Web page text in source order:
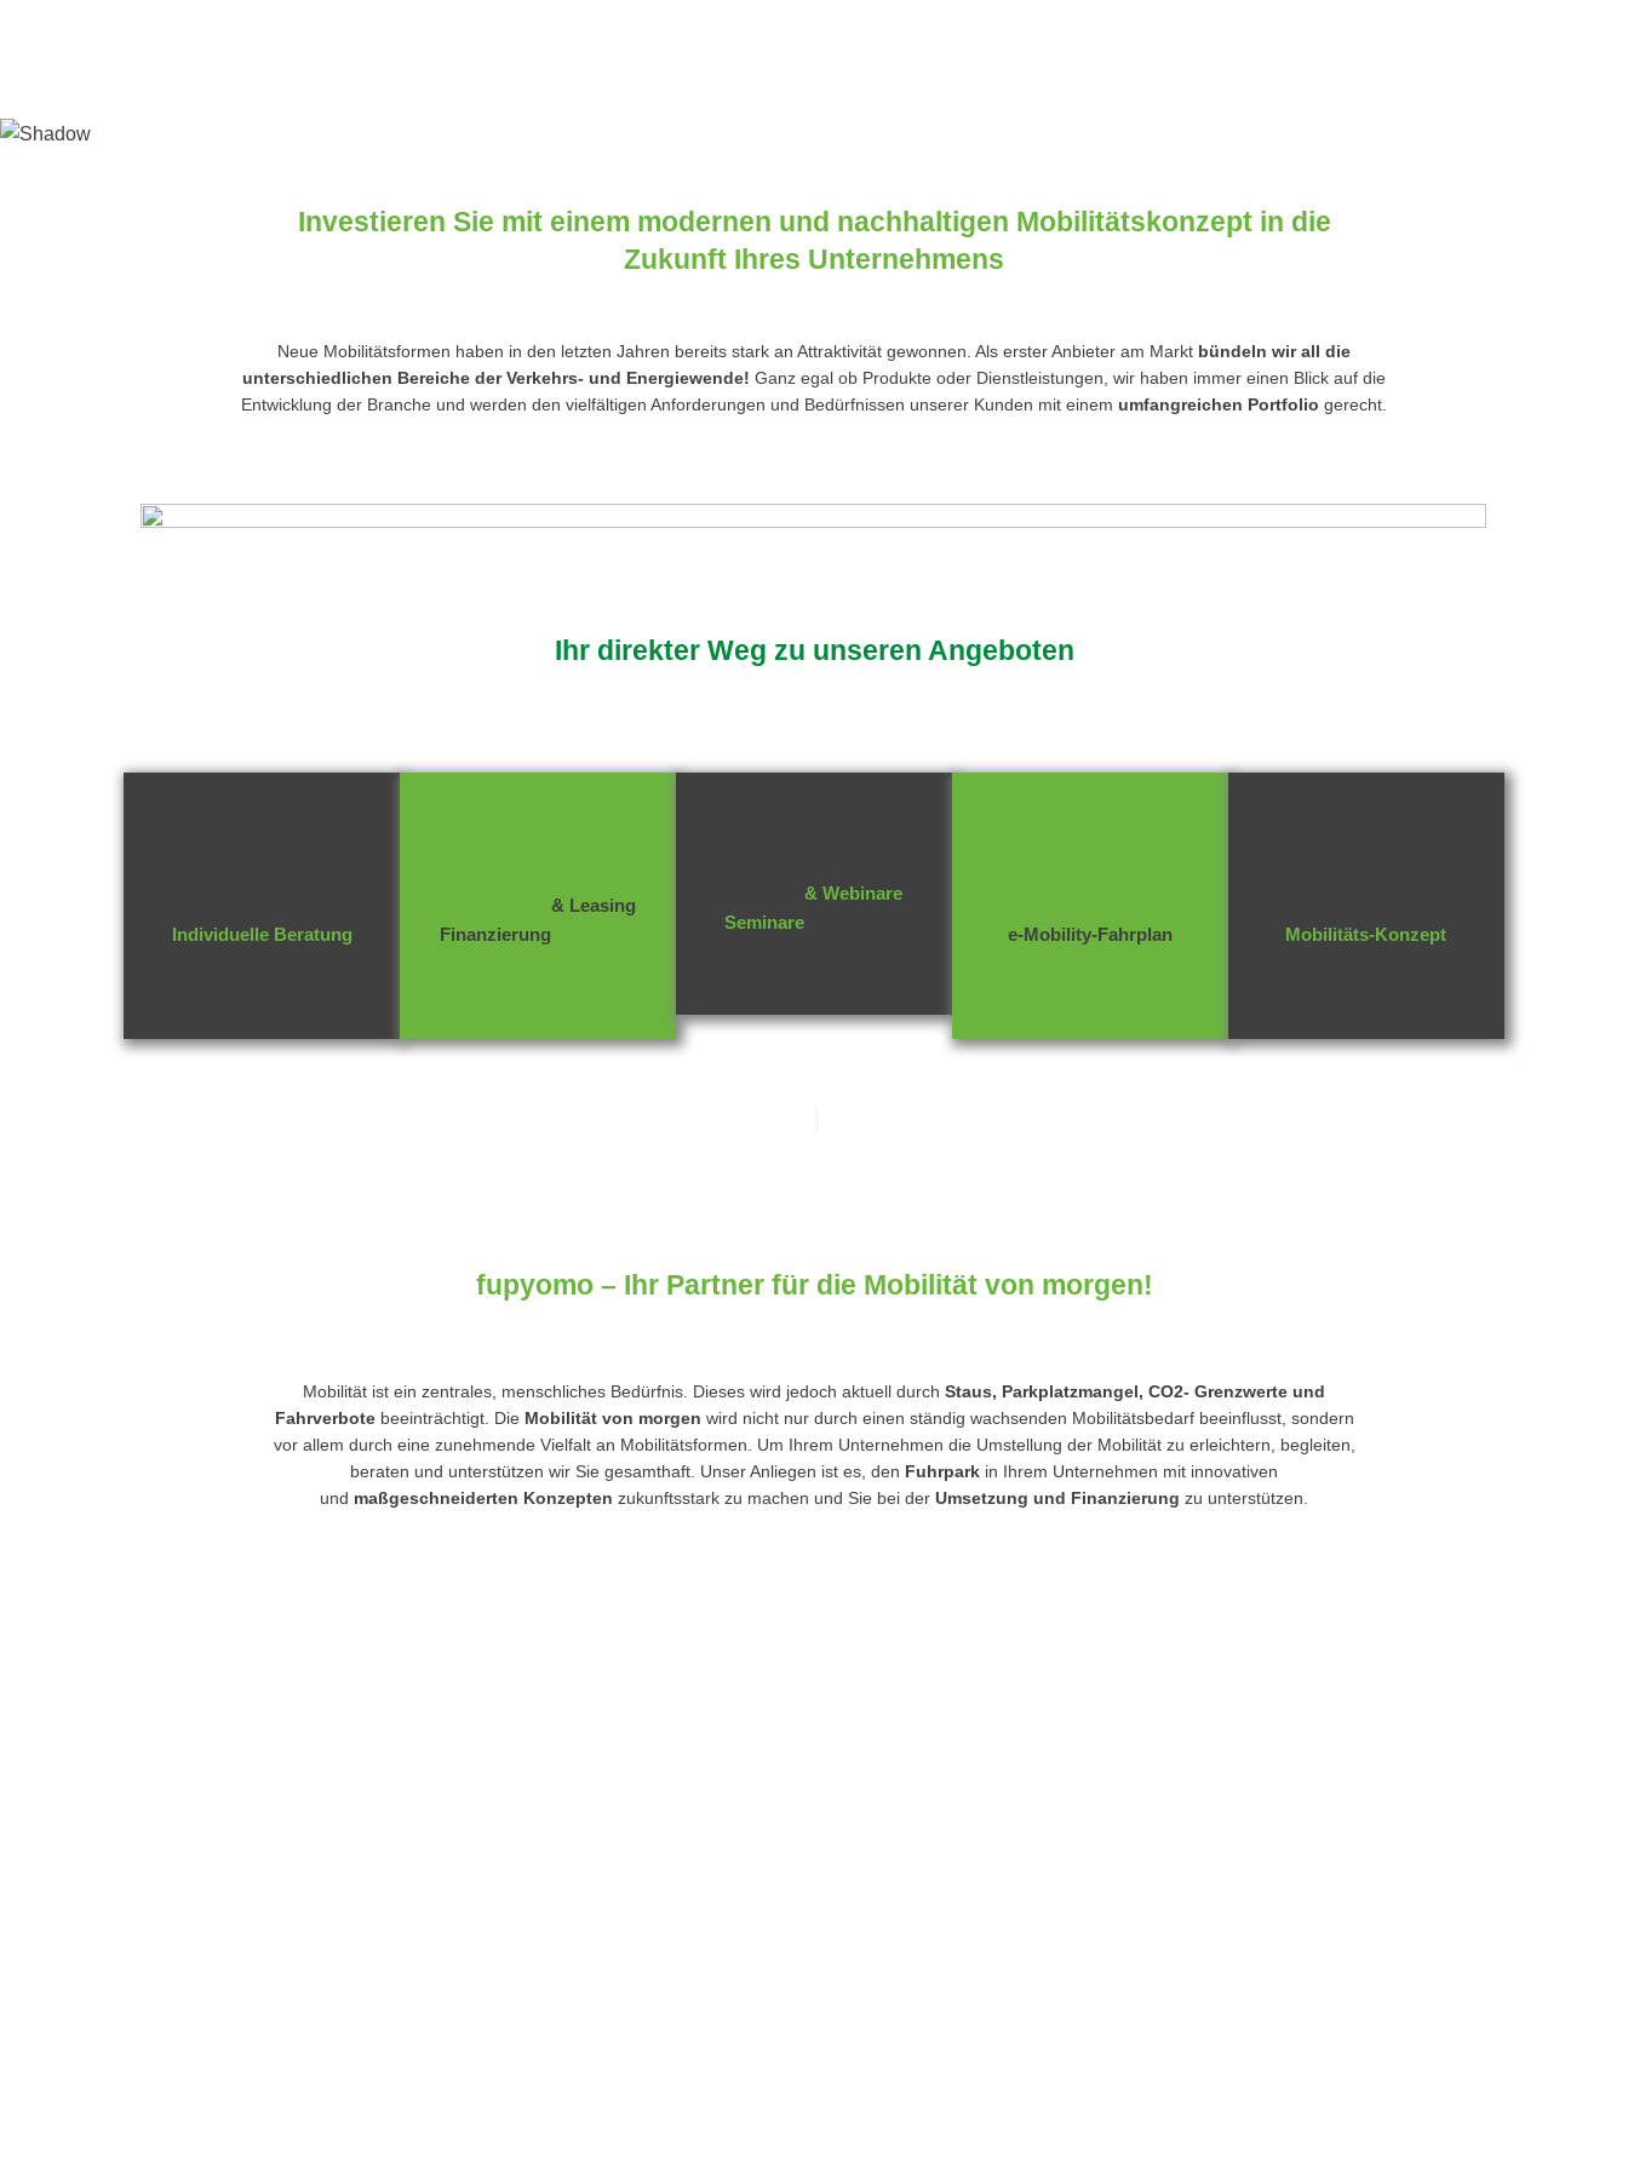
Investieren Sie mit einem modernen und nachhaltigen Mobilitätskonzept in die
Zukunft Ihres Unternehmens
Neue Mobilitätsformen haben in den letzten Jahren bereits stark an Attraktivität gewonnen. Als erster Anbieter am Markt bündeln wir all die
unterschiedlichen Bereiche der Verkehrs- und Energiewende! Ganz egal ob Produkte oder Dienstleistungen, wir haben immer einen Blick auf die
Entwicklung der Branche und werden den vielfältigen Anforderungen und Bedürfnissen unserer Kunden mit einem umfangreichen Portfolio gerecht.
Ihr direkter Weg zu unseren Angeboten
Individuelle Beratung Finanzierung
& Leasing
Seminare
& Webinare
e-Mobility-Fahrplan
Mobilitäts-Konzept
fupyomo – Ihr Partner für die Mobilität von morgen!
Mobilität ist ein zentrales, menschliches Bedürfnis. Dieses wird jedoch aktuell durch Staus, Parkplatzmangel, CO2- Grenzwerte und
Fahrverbote beeinträchtigt. Die Mobilität von morgen wird nicht nur durch einen ständig wachsenden Mobilitätsbedarf beeinflusst, sondern
vor allem durch eine zunehmende Vielfalt an Mobilitätsformen. Um Ihrem Unternehmen die Umstellung der Mobilität zu erleichtern, begleiten,
beraten und unterstützen wir Sie gesamthaft. Unser Anliegen ist es, den Fuhrpark in Ihrem Unternehmen mit innovativen
und maßgeschneiderten Konzepten zukunftsstark zu machen und Sie bei der Umsetzung und Finanzierung zu unterstützen.